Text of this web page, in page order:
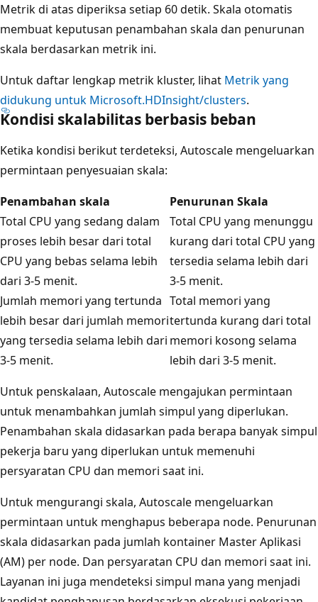
Metrik di atas diperiksa setiap 60 detik. Skala otomatis
membuat keputusan penambahan skala dan penurunan
skala berdasarkan metrik ini.
Untuk daftar lengkap metrik kluster, lihat Metrik yang
didukung untuk Microsoft.HDInsight/clusters.
Kondisi skalabilitas berbasis beban
Ketika kondisi berikut terdeteksi, Autoscale mengeluarkan
permintaan penyesuaian skala:
Penambahan skala
Penurunan Skala
Total CPU yang sedang dalam
proses lebih besar dari total
CPU yang bebas selama lebih
dari 3-5 menit.
Total CPU yang menunggu
kurang dari total CPU yang
tersedia selama lebih dari
3-5 menit.
Jumlah memori yang tertunda
lebih besar dari jumlah memori
yang tersedia selama lebih dari
3-5 menit.
Total memori yang
tertunda kurang dari total
memori kosong selama
lebih dari 3-5 menit.
Untuk penskalaan, Autoscale mengajukan permintaan
untuk menambahkan jumlah simpul yang diperlukan.
Penambahan skala didasarkan pada berapa banyak simpul
pekerja baru yang diperlukan untuk memenuhi
persyaratan CPU dan memori saat ini.
Untuk mengurangi skala, Autoscale mengeluarkan
permintaan untuk menghapus beberapa node. Penurunan
skala didasarkan pada jumlah kontainer Master Aplikasi
(AM) per node. Dan persyaratan CPU dan memori saat ini.
Layanan ini juga mendeteksi simpul mana yang menjadi